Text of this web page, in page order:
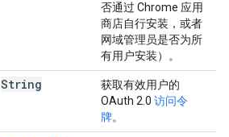
否通过 Chrome 应用
商店自行安装，或者
网域管理员是否为所
有用户安装）。
String
获取有效用户的
OAuth 2.0 访问令
牌。